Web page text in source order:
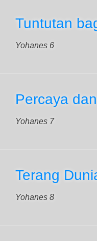
Tuntutan
Yohanes 6
Percaya
Yohanes 7
Terang
Yohanes 8